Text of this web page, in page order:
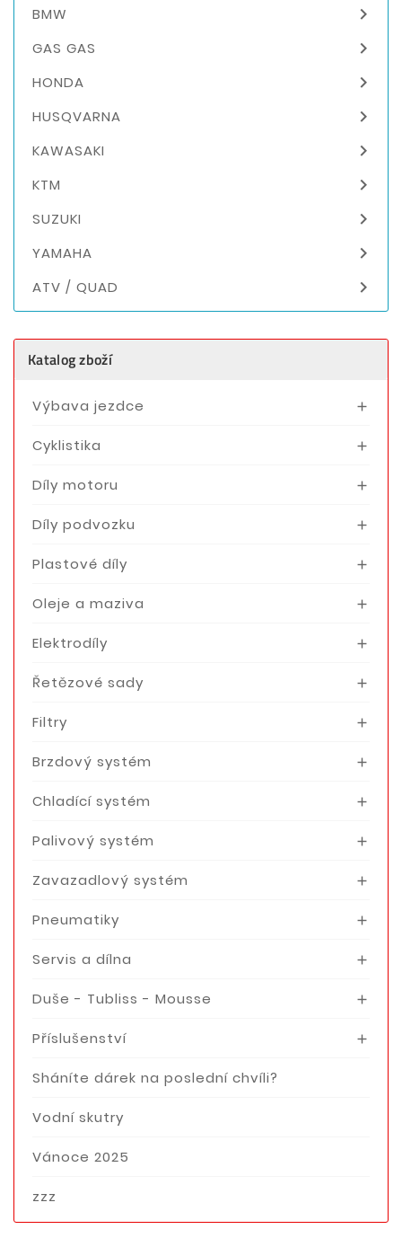
BMW 
GAS GAS 
HONDA 
HUSQVARNA 
KAWASAKI 
KTM 
SUZUKI 
YAMAHA 
ATV / QUAD 
Katalog zboží
Výbava jezdce 
Cyklistika 
Díly motoru 
Díly podvozku 
Plastové díly 
Oleje a maziva 
Elektrodíly 
Řetězové sady 
Filtry 
Brzdový systém 
Chladící systém 
Palivový systém 
Zavazadlový systém 
Pneumatiky 
Servis a dílna 
Duše - Tubliss - Mousse 
Příslušenství 
Sháníte dárek na poslední chvíli?
Vodní skutry
Vánoce 2025
zzz